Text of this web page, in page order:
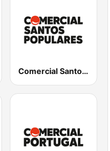
Comercial Santos Populares